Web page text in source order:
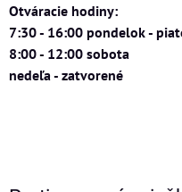
Otváracie hodiny:
7:30 - 16:00 pondelok -
8:00 - 12:00 sobota
nedeľa - zatvorené